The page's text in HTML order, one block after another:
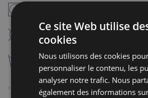
V
K nettoyage à sec interdit
g lavage à 30°C
Ce site Web utilise
cookies
Nous utilisons des cookies
personnaliser le contenu, les
analyser notre trafic. Nous
également des informations